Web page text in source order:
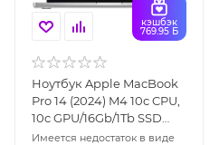
кэшбэк
769.95 Б
Ноутбук Apple MacBook
Pro 14 (2024) M4 10c CPU,
10c GPU/16Gb/1Tb SSD
Silver (MW2X3)
Имеется недостаток в виде